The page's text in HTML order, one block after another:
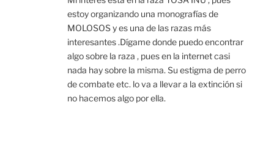
estoy organizando una monografías de
MOLOSOS y es una de las razas más
interesantes .Dígame donde puedo encontrar
algo sobre la raza , pues en la internet casi
nada hay sobre la misma. Su estigma de perro
de combate etc. lo va a llevar a la extinción si
no hacemos algo por ella.